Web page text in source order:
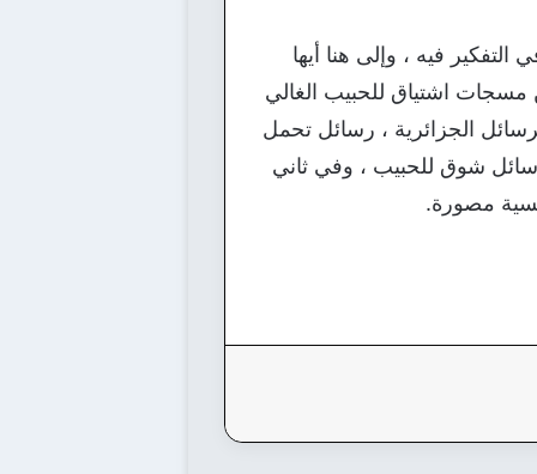
فيه ، وإلى هنا أيها
مسجات اشتياق للحبيب الغالي
الجزائرية ، رسائل تحمل
شوق للحبيب ، وفي ثاني
مصورة.